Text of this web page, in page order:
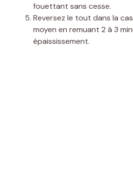
fouettant sans cesse.
Reversez le tout dans la
moyen en remuant 2 à 3
épaississement.